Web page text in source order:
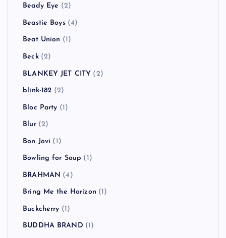
Beady Eye (2)
Beastie Boys(4)
Beat Union (1)
Beck(2)
BLANKEY JET CITY (2)
blink-182 (2)
Bloc Party (1)
Blur(2)
Bon Jovi (1)
Bowling for Soup (1)
BRAHMAN (4)
Bring Me the Horizon (1)
Buckcherry (1)
BUDDHA BRAND (1)